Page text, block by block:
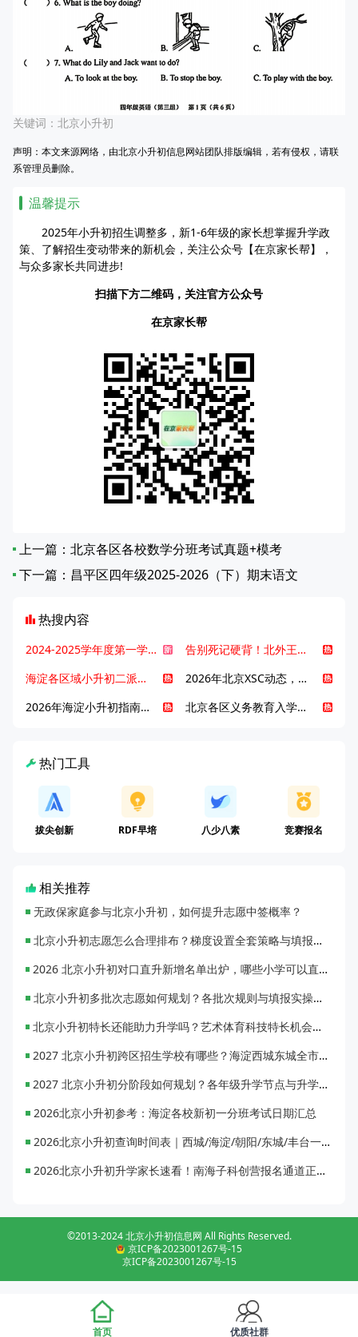
关键词： 北京小升初
声明：本文来源网络，由北京小升初信息网站团队排版编辑，若有侵权，请联
系管理员删除。
温馨提示
2025年小升初招生调整多，新1-6年级的家长想掌握升学政
策、了解招生变动带来的新机会，关注公众号【在京家长帮】，
与众多家长共同进步!
扫描下方二维码，关注官方公众号
在京家长帮
上一篇： 北京各区各校数学分班考试真题+模考
下一篇： 昌平区四年级2025-2026（下）期末语文
热搜内容
2024-2025学年度第一学期北京各区期末考试真题试卷汇总
告别死记硬背！北外王牌精读词汇课，帮孩子突破英语词汇难关
海淀各区域小升初二派全攻略合集！区域一至五志愿填报、升学策略详解
2026年北京XSC动态，持续更新中ing...
2026年海淀小升初指南，一文了解招生政策要点
北京各区义务教育入学咨询电话汇总，25年小升初家长提前收藏
热门工具
拔尖创新 RDF早培 八少八素 竞赛报名
相关推荐
无政保家庭参与北京小升初，如何提升志愿中签概率？
北京小升初志愿怎么合理排布？梯度设置全套策略与填报避坑指南
2026 北京小升初对口直升新增名单出炉，哪些小学可以直升优质初中？
北京小升初多批次志愿如何规划？各批次规则与填报实操指南
北京小升初特长还能助力升学吗？艺术体育科技特长机会与误区全面解析
2027 北京小升初跨区招生学校有哪些？海淀西城东城全市招生校完整汇总
2027 北京小升初分阶段如何规划？各年级升学节点与升学通道全梳理
2026北京小升初参考：海淀各校新初一分班考试日期汇总
2026北京小升初查询时间表｜西城/海淀/朝阳/东城/丰台一键对照
2026北京小升初升学家长速看！南海子科创营报名通道正式开启
©2013-2024 北京小升初信息网 All Rights Reserved.
京ICP备2023001267号-15
京ICP备2023001267号-15
首页 优质社群